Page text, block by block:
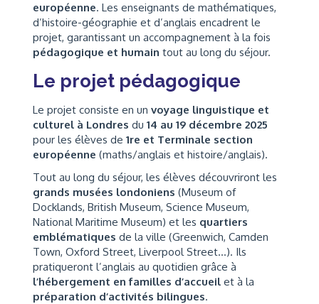
européenne. Les enseignants de mathématiques,
d’histoire-géographie et d’anglais encadrent le
projet, garantissant un accompagnement à la fois
pédagogique et humain tout au long du séjour.
Le projet pédagogique
Le projet consiste en un voyage linguistique et
culturel à Londres du 14 au 19 décembre 2025
pour les élèves de 1re et Terminale section
européenne (maths/anglais et histoire/anglais).
Tout au long du séjour, les élèves découvriront les
grands musées londoniens (Museum of
Docklands, British Museum, Science Museum,
National Maritime Museum) et les quartiers
emblématiques de la ville (Greenwich, Camden
Town, Oxford Street, Liverpool Street…). Ils
pratiqueront l’anglais au quotidien grâce à
l’hébergement en familles d’accueil et à la
préparation d’activités bilingues.